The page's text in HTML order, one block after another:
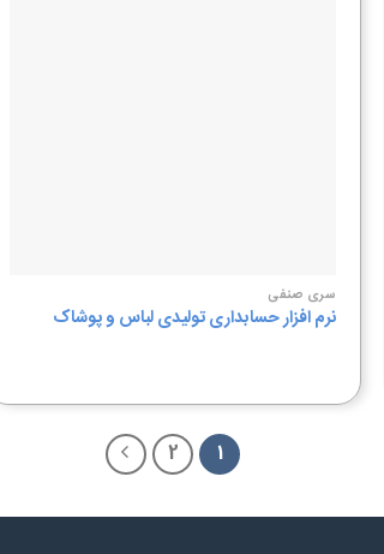
سری صنفی
نرم افزار حسابداری تولیدی لباس و پوشاک
1
2